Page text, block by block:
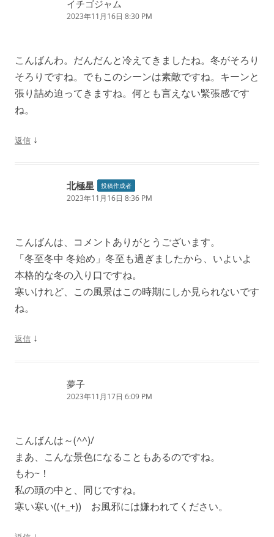
イチゴジャム
2023年11月16日 8:30 PM
こんばんわ。だんだんと冷えてきましたね。冬がそろり
そろりですね。でもこのシーンは素敵ですね。キーンと
張り詰め迫ってきますね。何とも言えない緊張感です
ね。
返信 ↓
北極星 投稿作成者
2023年11月16日 8:36 PM
こんばんは、コメントありがとうございます。
「冬至冬中 冬始め」冬至も過ぎましたから、いよいよ
本格的な冬の入り口ですね。
寒いけれど、この風景はこの時期にしか見られないです
ね。
返信 ↓
夢子
2023年11月17日 6:09 PM
こんばんは～(^^)/
まあ、こんな景色になることもあるのですね。
もわ~！
私の頭の中と、同じですね。
寒い寒い((+_+)) お風邪には嫌われてください。